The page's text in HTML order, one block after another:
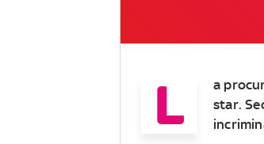
L
a
star.